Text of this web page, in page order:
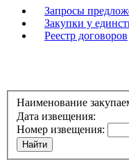
Запросы
Закупки у
Реестр договоров
Наименование
Дата извещения:
Номер извещения: